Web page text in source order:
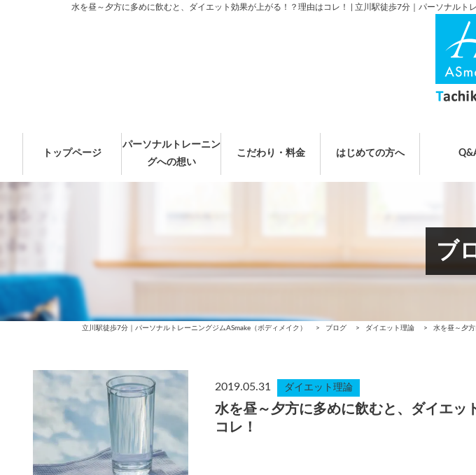
水を昼～夕方に多めに飲むと、ダイエット効果が上がる！？理由はコレ！ | 立川駅徒歩7分｜パーソナルト
トップページ
パーソナルトレーニン
グへの想い
こだわり・料金 はじめての方へ
ブ
立川駅徒歩7分｜パーソナルトレーニングジムASmake（ボディメイク） > ブログ > ダイエット理論 > 水を昼～夕
2019.05.31 ダイエット理論
水を昼～夕方に多めに飲むと、ダイエッ
コレ！